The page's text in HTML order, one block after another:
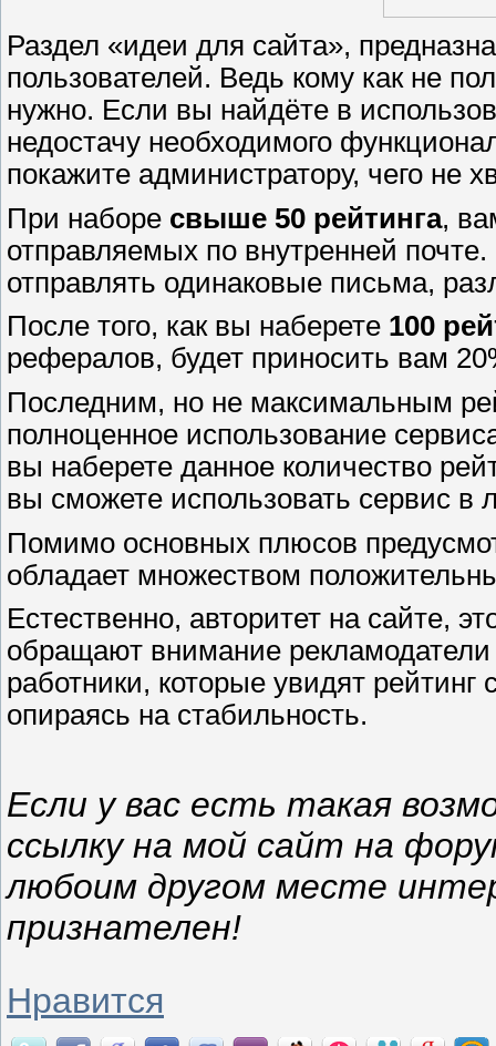
Раздел «идеи для сайта»,
пользователей. Ведь кому как не
нужно. Если вы найдёте в
недостачу необходимого
покажите администратору, чего не
При наборе свыше 50 рейтинга,
отправляемых по внутренней
отправлять одинаковые письма,
После того, как вы наберете 100
рефералов, будет приносить вам
Последним, но не максимальным
полноценное использование
вы наберете данное количество
вы сможете использовать сервис в
Помимо основных плюсов
обладает множеством
Естественно, авторитет на сайте,
обращают внимание
работники, которые увидят
опираясь на стабильность.
Если у вас есть такая
ссылку на мой сайт на
любоим другом месте
признателен!
Нравится